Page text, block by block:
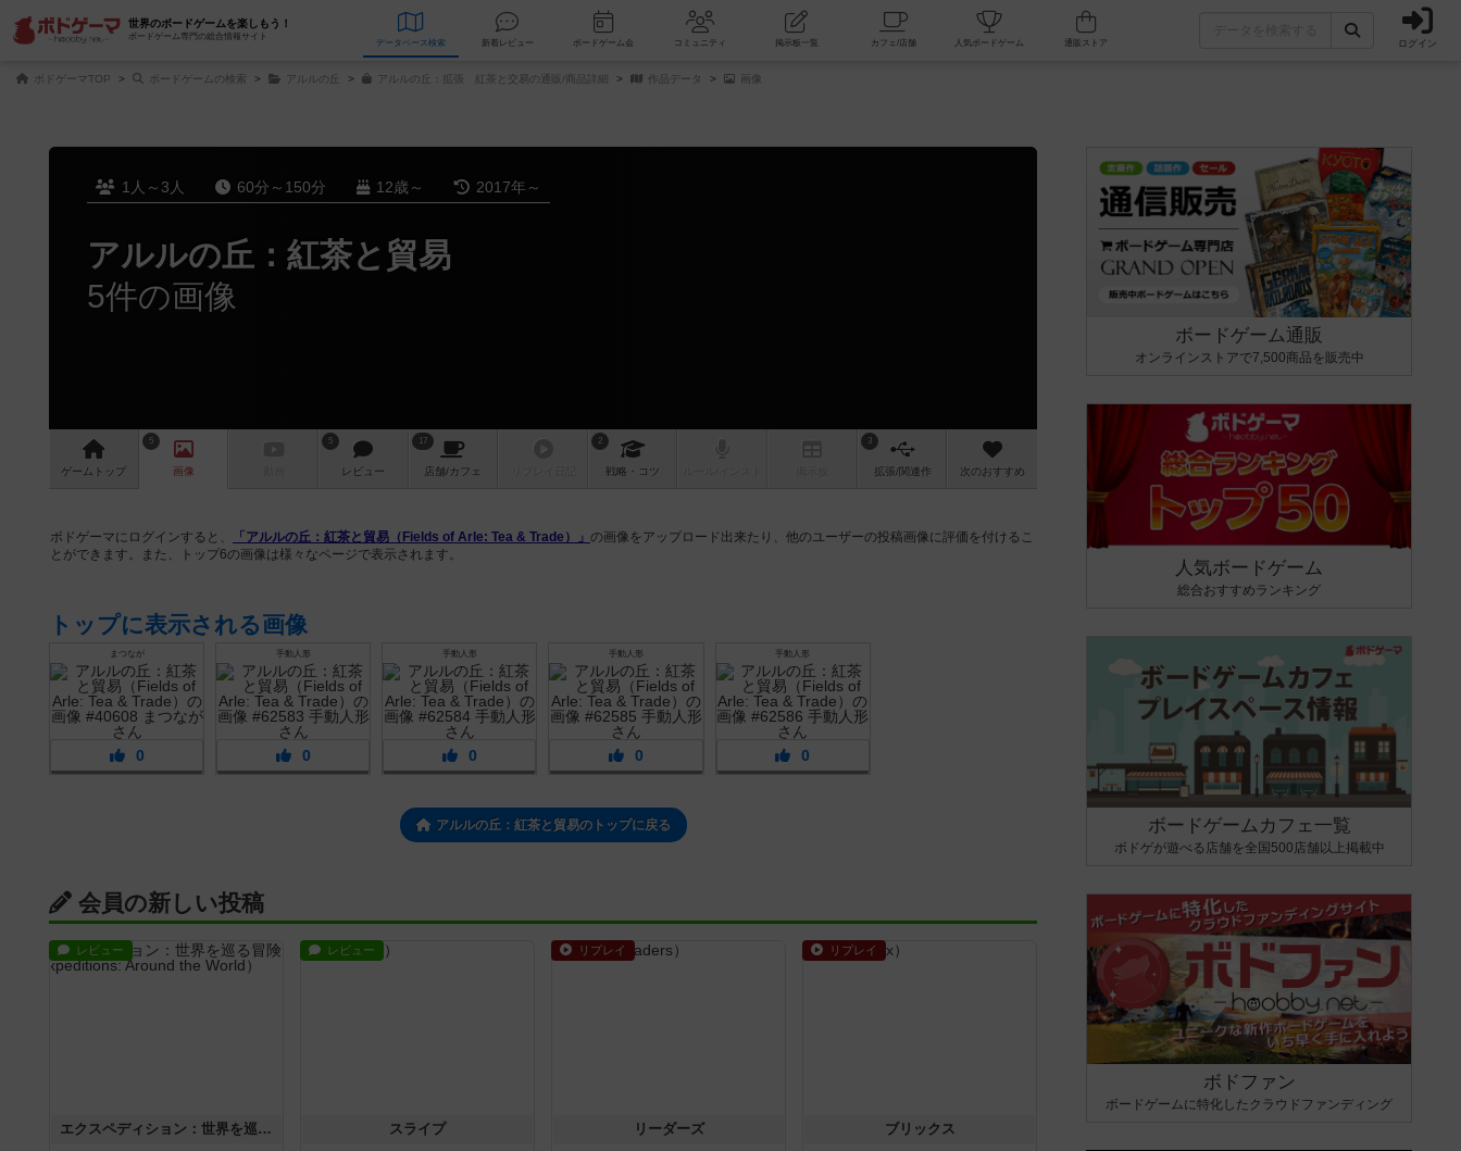
世界のボードゲームを楽しもう！
ボードゲーム専門の総合情報サイト
データベース 検索 新着レビュー ボードゲーム会 コミュニティ 掲示板一覧 カフェ/店舗 人気ボードゲーム ログイン
ボドゲーマTOP ボードゲームの検索 アルルの丘 アルルの丘：拡張 紅茶と交易の通販/商品詳細 作品データ 画像
1人～3人 60分～150分 12歳～ 2017年～
アルルの丘：紅茶と貿易
5件の画像
ゲーム トップ
5
画像
5
レビュー
17
店舗/カフェ
2
戦略 ・コツ
3
拡張/関連作 次のおすすめ
ボドゲーマにログインすると、 「アルルの丘：紅茶と貿易（Fields of Arle: Tea & Trade）」 の画像をアップロード出来たり、他のユーザーの投稿画像に評価を付けるこ
とができます。また、トップ6の画像は様々なページで表示されます。
トップに表示される画像
まつなが
0
手動人形
0
手動人形
0
手動人形
0
手動人形
0
アルルの丘：紅茶と貿易のトップに戻る
会員の新しい投稿
レビュー
エクスペディション：世界を巡る冒険
レビュー
スライプ
リプレイ
リーダーズ
リプレイ
ブリックス
ボードゲーム通販
オンラインストアで7,500商品を販売中
人気ボードゲーム
総合おすすめランキング
ボードゲームカフェ一覧
ボドゲが遊べる店舗を全国500店舗以上掲載中
ボドファン
ボードゲームに特化したクラウドファンディング